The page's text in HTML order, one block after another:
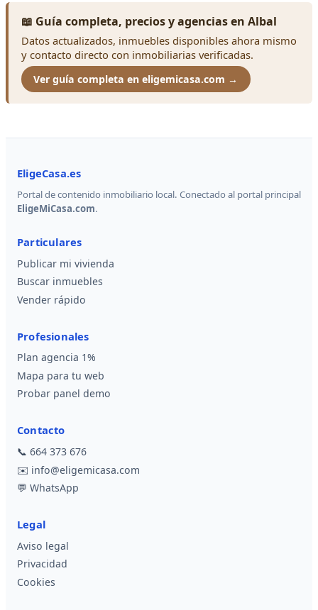
📖 Guía completa, precios y agencias en Albal
Datos actualizados, inmuebles disponibles ahora mismo
y contacto directo con inmobiliarias verificadas.
Ver guía completa en eligemicasa.com →
EligeCasa.es
Portal de contenido inmobiliario local. Conectado al portal principal
EligeMiCasa.com.
Particulares
Publicar mi vivienda
Buscar inmuebles
Vender rápido
Profesionales
Plan agencia 1%
Mapa para tu web
Probar panel demo
Contacto
📞 664 373 676
✉️ info@eligemicasa.com
💬 WhatsApp
Legal
Aviso legal
Privacidad
Cookies